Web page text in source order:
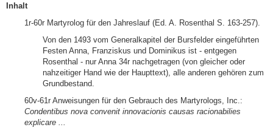
Inhalt
1r-60r Martyrolog für den Jahreslauf (Ed. A. Rosenthal S. 163-257).
Von den 1493 vom Generalkapitel der Bursfelder eingeführten
Festen Anna, Franziskus und Dominikus ist - entgegen
Rosenthal - nur Anna 34r nachgetragen (von gleicher oder
nahzeitiger Hand wie der Haupttext), alle anderen gehören zum
Grundbestand.
60v-61r Anweisungen für den Gebrauch des Martyrologs, Inc.:
Condentibus nova convenit innovacionis causas racionabilies
explicare ...